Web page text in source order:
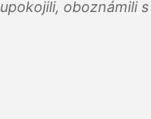
upokojili, oboznámili